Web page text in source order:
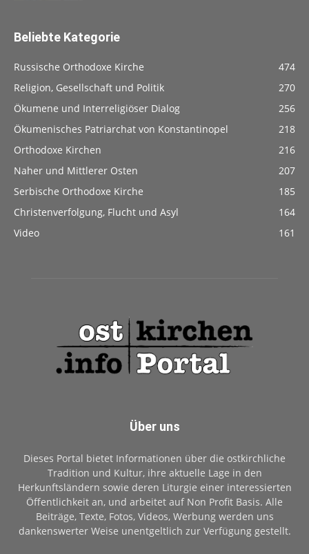
Beliebte Kategorie
Russische Orthodoxe Kirche
474
Religion, Gesellschaft und Politik
270
Ökumene und Interreligiöser Dialog
256
Ökumenisches Patriarchat von Konstantinopel
218
Orthodoxe Kirchen
216
Naher und Mittlerer Osten
207
Serbische Orthodoxe Kirche
185
Christenverfolgung, Flucht und Asyl
164
Video
161
Über uns
Dieses Portal bietet Informationen über die ostkirchliche
Tradition und Kultur, ihre aktuelle Lage in den
Herkunftsländern sowie deren Liturgie einer interessierten
Öffentlichkeit an, und arbeitet auf Non Profit Basis. Alle
Beiträge, Texte, Fotos, Videos, Werbung werden uns
dankenswerter Weise unentgeltlich zur Verfügung gestellt.